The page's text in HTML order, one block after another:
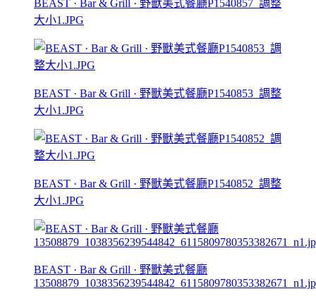
BEAST · Bar & Grill · 野獸美式餐廳P1540857_調整
大小1.JPG
BEAST · Bar & Grill · 野獸美式餐廳P1540853_調整
大小1.JPG
BEAST · Bar & Grill · 野獸美式餐廳P1540852_調整
大小1.JPG
BEAST · Bar & Grill · 野獸美式餐廳